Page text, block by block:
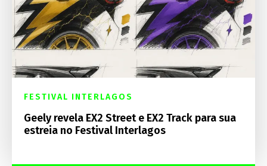
FESTIVAL INTERLAGOS
Geely revela EX2 Street e EX2 Track para sua
estreia no Festival Interlagos